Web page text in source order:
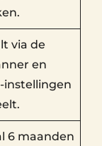
via de
en
6 maanden